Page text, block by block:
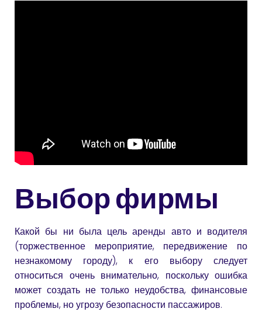
Выбор фирмы
Какой бы ни была цель аренды авто и водителя
(торжественное мероприятие, передвижение по
незнакомому городу), к его выбору следует
относиться очень внимательно, поскольку ошибка
может создать не только неудобства, финансовые
проблемы, но угрозу безопасности пассажиров.